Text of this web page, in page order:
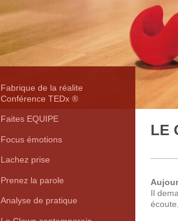
Il
Fabrique de la réalite
Conférence TEDx ®
Faites EQUIPE
Focus émotions
Lachez prise
Prenez la parole
Analyse de pratique